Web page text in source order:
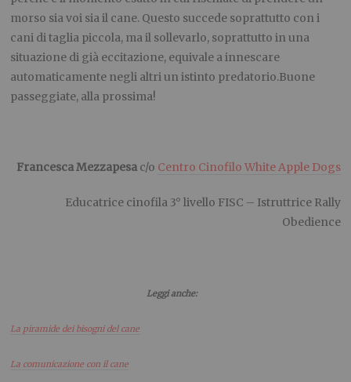
morso sia voi sia il cane. Questo succede soprattutto con i
cani di taglia piccola, ma il sollevarlo, soprattutto in una
situazione di già eccitazione, equivale a innescare
automaticamente negli altri un istinto predatorio.Buone
passeggiate, alla prossima!
Francesca Mezzapesac/o Centro Cinofilo White Apple Dogs
Educatrice cinofila 3° livello FISC – Istruttrice Rally
Obedience
Leggi anche:
La piramide dei bisogni del cane
La comunicazione con il cane